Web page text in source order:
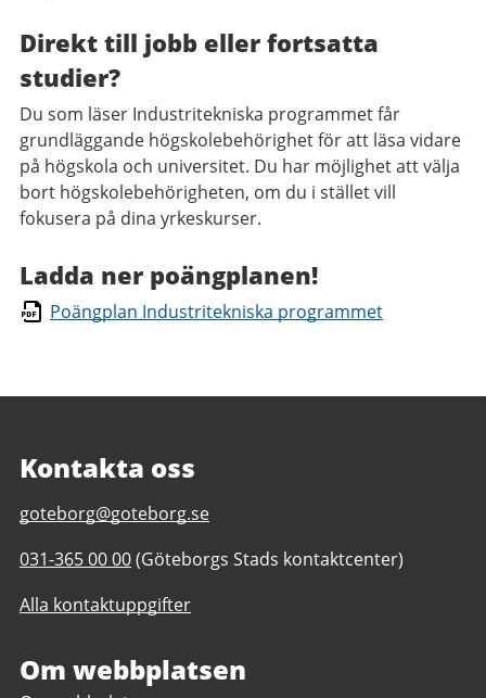
Direkt till jobb eller fortsatta
studier?
Du som läser Industritekniska programmet får
grundläggande högskolebehörighet för att läsa vidare
på högskola och universitet. Du har möjlighet att välja
bort högskolebehörigheten, om du i stället vill
fokusera på dina yrkeskurser.
Ladda ner poängplanen!
Poängplan Industritekniska programmet
Kontakta oss
E-
till
Kontakta
Göteborgs
goteborg@goteborg.se
Telefonnummer
Kontakta
Stad
031-365 00 00(Göteborgs Stads kontaktcenter)
Alla kontaktuppgifter
Om webbplatsen